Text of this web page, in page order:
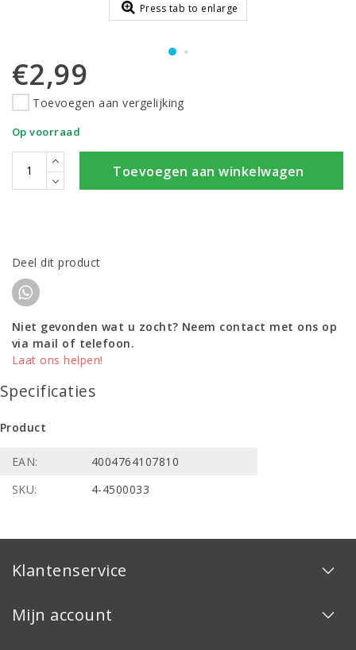
Press tab to enlarge
€2,99
Toevoegen aan vergelijking
Op voorraad
Toevoegen aan winkelwagen
Deel dit product
Niet gevonden wat u zocht? Neem contact met ons op
via mail of telefoon.
Laat ons helpen!
Specificaties
Product
EAN:
4004764107810
SKU:
4-4500033
Klantenservice
Mijn account